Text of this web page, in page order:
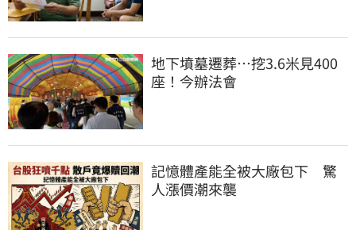
地下墳墓遷葬…挖3.6米見400
座！今辦法會
記憶體產能全被大廠包下　驚
人漲價潮來襲